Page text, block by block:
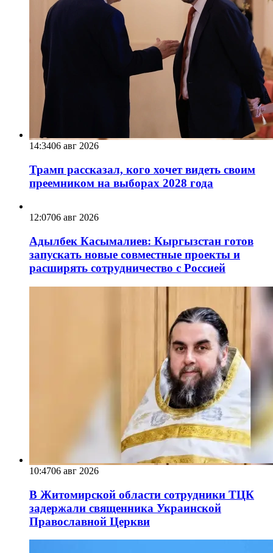
14:3406 авг 2026
Трамп рассказал, кого хочет видеть своим
преемником на выборах 2028 года
12:0706 авг 2026
Адылбек Касымалиев: Кыргызстан готов
запускать новые совместные проекты и
расширять сотрудничество с Россией
10:4706 авг 2026
В Житомирской области сотрудники ТЦК
задержали священника Украинской
Православной Церкви